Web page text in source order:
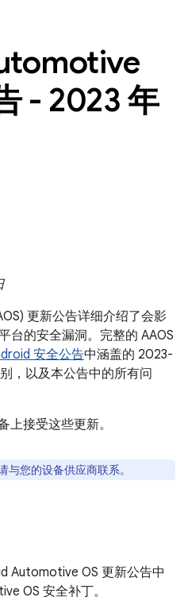
- 2023 年
更新公告详细介绍了会影
台的安全漏洞。完整的 AAOS
安全公告中涵盖的 2023-
，以及本公告中的所有问
上接受这些更新。
与您的设备供应商联系。
Automotive OS 更新公告中
OS 安全补丁。